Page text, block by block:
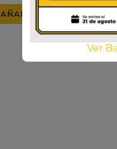
AÑADIR AL CARRITO
Ver